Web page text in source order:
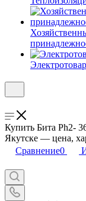
Купить Бита Ph2-
Якутске — цена,
Сравнение0